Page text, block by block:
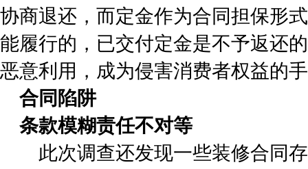
协商退还，而定金作为合同担保形
能履行的，已交付定金是不予返还
恶意利用，成为侵害消费者权益的
合同陷阱
条款模糊责任不对等
此次调查还发现一些装修合同存